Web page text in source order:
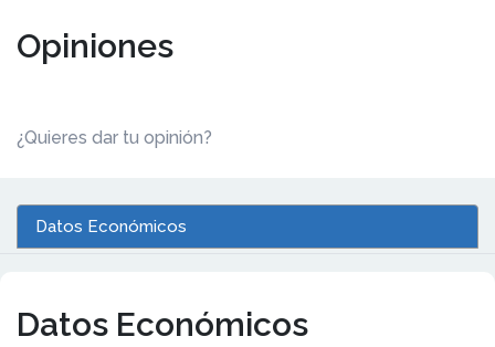
Opiniones
¿Quieres dar tu opinión?
Datos Económicos
Datos Económicos